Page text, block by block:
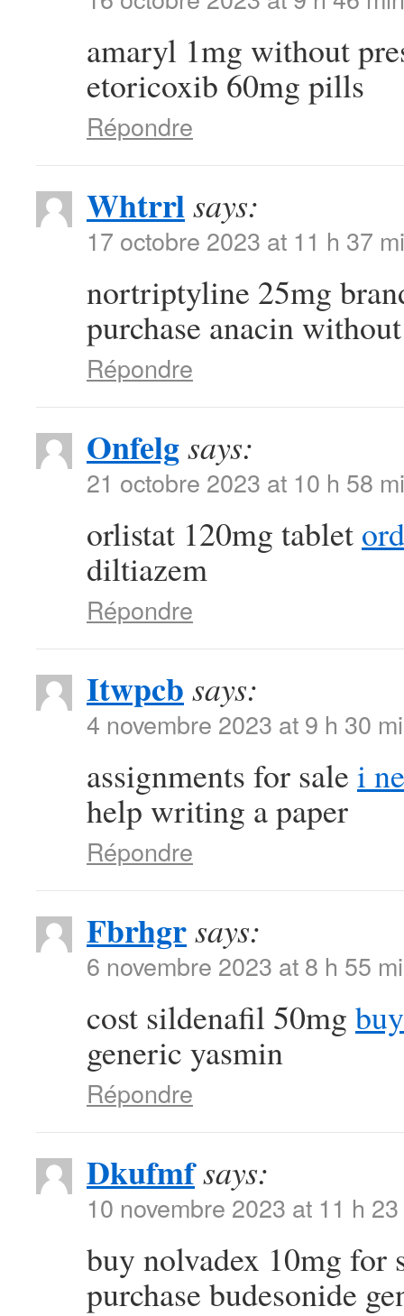
amaryl 1mg without
etoricoxib 60mg pills
Répondre
Whtrrlsays:
17 octobre 2023 at 11 h 37
nortriptyline 25mg
purchase anacin
Répondre
Onfelgsays:
21 octobre 2023 at 10 h 58
orlistat 120mg tablet
diltiazem
Répondre
Itwpcb says:
4 novembre 2023 at 9 h 30
assignments for sale i
help writing a paper
Répondre
Fbrhgrsays:
6 novembre 2023 at 8 h 55
cost sildenafil 50mg
generic yasmin
Répondre
Dkufmfsays:
10 novembre 2023 at 11 h
buy nolvadex 10mg for
purchase budesonide